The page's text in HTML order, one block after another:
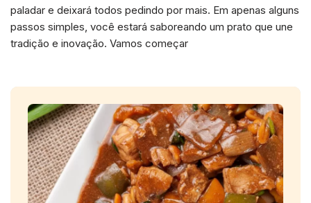
paladar e deixará todos pedindo por mais. Em apenas alguns
passos simples, você estará saboreando um prato que une
tradição e inovação. Vamos começar